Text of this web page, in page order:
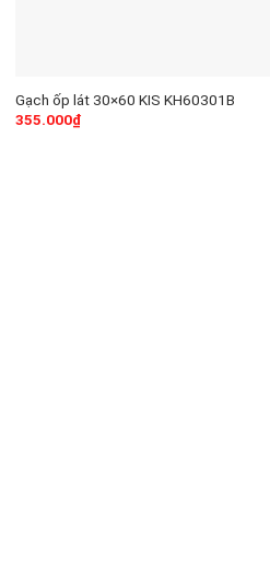
Gạch ốp lát 30×60 KIS KH60301B
355.000₫